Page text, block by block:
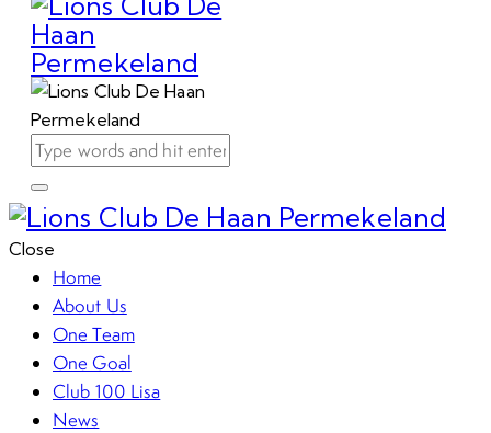
Close
Home
About Us
One Team
One Goal
Club 100 Lisa
News